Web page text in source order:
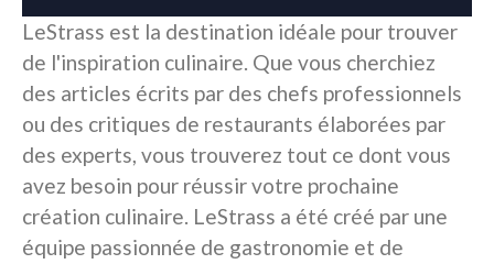
LeStrass est la destination idéale pour trouver
de l'inspiration culinaire. Que vous cherchiez
des articles écrits par des chefs professionnels
ou des critiques de restaurants élaborées par
des experts, vous trouverez tout ce dont vous
avez besoin pour réussir votre prochaine
création culinaire. LeStrass a été créé par une
équipe passionnée de gastronomie et de